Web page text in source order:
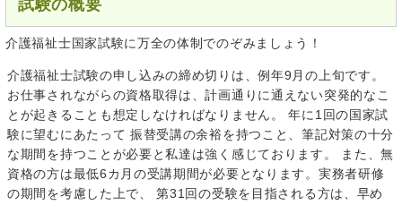
試験の概要
介護福祉士国家試験に万全の体制でのぞみましょう！
介護福祉士試験の申し込みの締め切りは、例年9月の上旬です。
お仕事されながらの資格取得は、計画通りに通えない突発的なこ
とが起きることも想定しなければなりません。 年に1回の国家試
験に望むにあたって 振替受講の余裕を持つこと、筆記対策の十分
な期間を持つことが必要と私達は強く感じております。 また、無
資格の方は最低6カ月の受講期間が必要となります。実務者研修
の期間を考慮した上で、 第31回の受験を目指される方は、早め